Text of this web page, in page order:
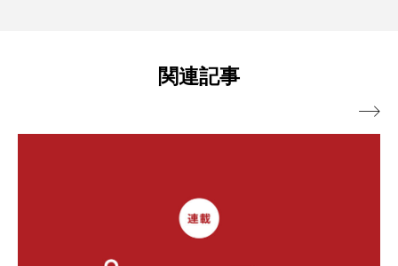
関連記事
